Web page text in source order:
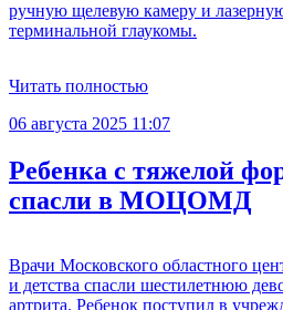
ручную щелевую камеру и
терминальной глаукомы.
Читать полностью
06 августа 2025 11:07
Ребенка с тяжелой
спасли в МОЦОМД
Врачи Московского областного
и детства спасли шестилетнюю
артрита. Ребенок поступил в